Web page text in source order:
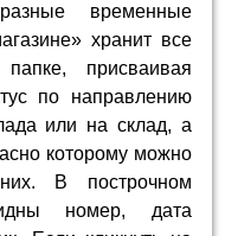
временные
хранит все
присваивая
по направлению
или на склад, а
которому можно
В построчном
номер, дата